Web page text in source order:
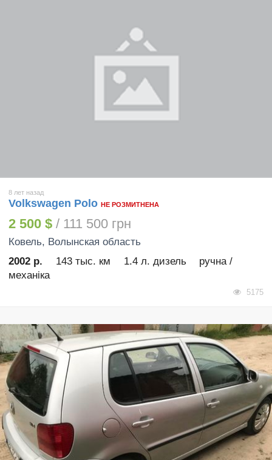
8 лет назад
Volkswagen Polo НЕ РОЗМИТНЕНА
2 500 $ / 111 500 грн
Ковель, Волынская область
2002 р.
143 тыс. км 1.4 л. дизель
ручна /
механіка
5175